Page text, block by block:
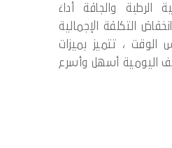
الرطبة والجافة أداءً
التكلفة الإجمالية
، تتميز بميزات
اليومية أسهل وأسرع